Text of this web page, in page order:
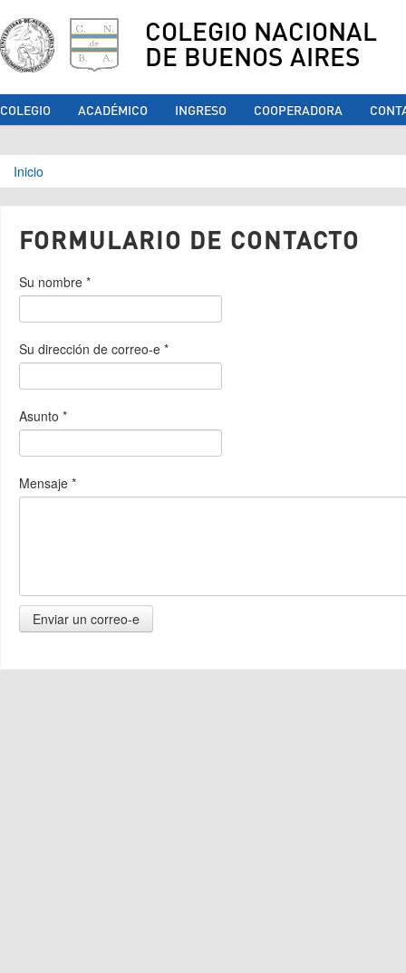
COLEGIO NACIONAL
DE BUENOS AIRES
COLEGIO ACADÉMICO INGRESO COOPERADORA
Se encuentra usted aquí
Inicio
FORMULARIO DE CONTACTO
Su nombre *
Su dirección de correo-e *
Asunto *
Mensaje *